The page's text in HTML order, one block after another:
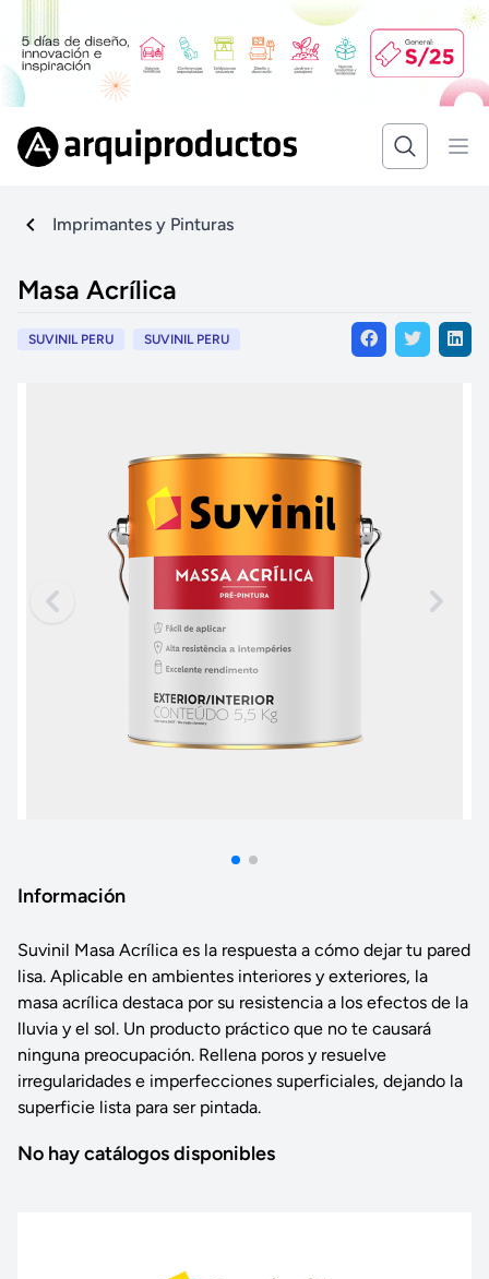
Imprimantes y Pinturas
Masa Acrílica
SUVINIL PERU SUVINIL PERU
Información
Suvinil Masa Acrílica es la respuesta a cómo dejar tu pared
lisa. Aplicable en ambientes interiores y exteriores, la
masa acrílica destaca por su resistencia a los efectos de la
lluvia y el sol. Un producto práctico que no te causará
ninguna preocupación. Rellena poros y resuelve
irregularidades e imperfecciones superficiales, dejando la
superficie lista para ser pintada.
No hay catálogos disponibles